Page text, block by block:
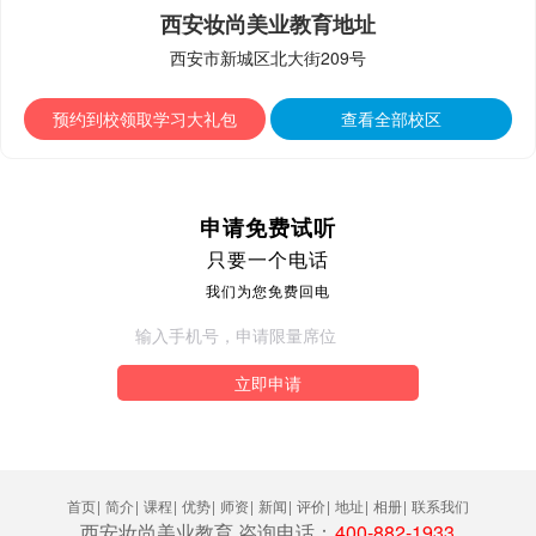
西安妆尚美业教育地址
西安市新城区北大街209号
预约到校领取学习大礼包 查看全部校区
申请免费试听
只要一个电话
我们为您免费回电
立即申请
首页| 简介| 课程| 优势| 师资| 新闻| 评价| 地址| 相册| 联系我们